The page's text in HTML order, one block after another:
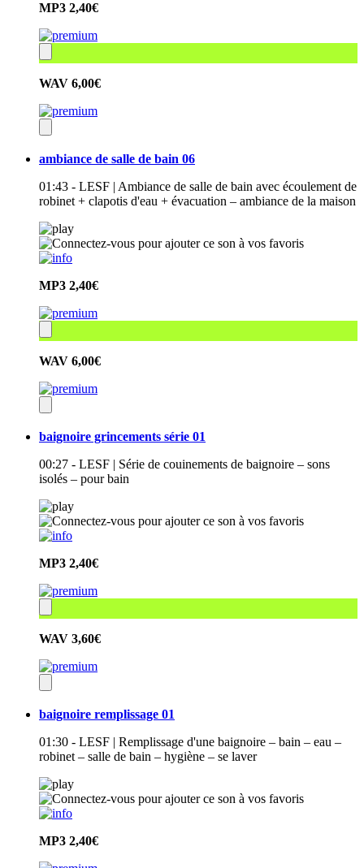
MP3 2,40€
WAV 6,00€
ambiance de salle de bain 06
01:43 - LESF | Ambiance de salle de bain avec écoulement de
robinet + clapotis d'eau + évacuation – ambiance de la maison
MP3 2,40€
WAV 6,00€
baignoire grincements série 01
00:27 - LESF | Série de couinements de baignoire – sons
isolés – pour bain
MP3 2,40€
WAV 3,60€
baignoire remplissage 01
01:30 - LESF | Remplissage d'une baignoire – bain – eau –
robinet – salle de bain – hygiène – se laver
MP3 2,40€